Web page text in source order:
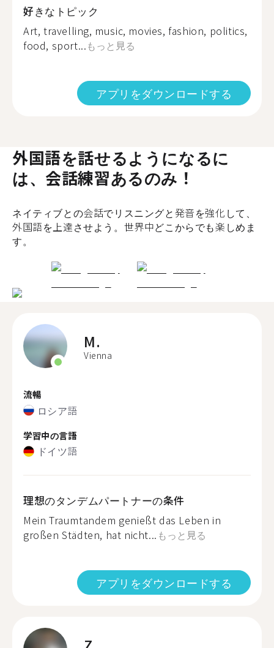
好きなトピック
Art, travelling, music, movies, fashion, politics,
food, sport...もっと見る
アプリをダウンロードする
外国語を話せるようになるに
は、会話練習あるのみ！
ネイティブとの会話でリスニングと発音を強化して、
外国語を上達させよう。世界中どこからでも楽しめま
す。
M.
Vienna
流暢
ロシア語
学習中の言語
ドイツ語
理想のタンデムパートナーの条件
Mein Traumtandem genießt das Leben in
großen Städten, hat nicht... もっと見る
アプリをダウンロードする